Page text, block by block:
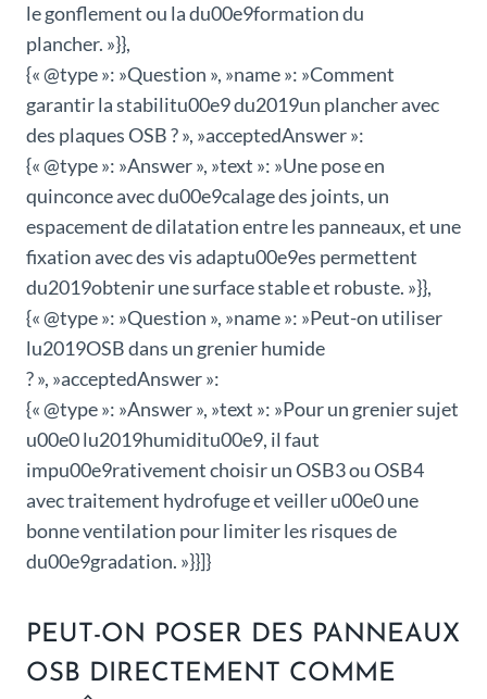
le gonflement ou la du00e9formation du
plancher. »}},
{« @type »: »Question », »name »: »Comment
garantir la stabilitu00e9 du2019un plancher avec
des plaques OSB ? », »acceptedAnswer »:
{« @type »: »Answer », »text »: »Une pose en
quinconce avec du00e9calage des joints, un
espacement de dilatation entre les panneaux, et une
fixation avec des vis adaptu00e9es permettent
du2019obtenir une surface stable et robuste. »}},
{« @type »: »Question », »name »: »Peut-on utiliser
lu2019OSB dans un grenier humide
? », »acceptedAnswer »:
{« @type »: »Answer », »text »: »Pour un grenier sujet
u00e0 lu2019humiditu00e9, il faut
impu00e9rativement choisir un OSB3 ou OSB4
avec traitement hydrofuge et veiller u00e0 une
bonne ventilation pour limiter les risques de
du00e9gradation. »}}]}
PEUT-ON POSER DES PANNEAUX
OSB DIRECTEMENT COMME